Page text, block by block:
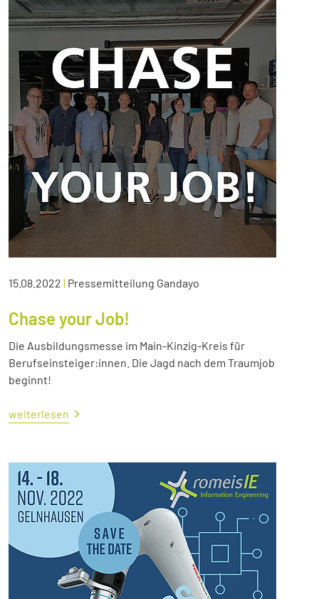
15.08.2022 | Pressemitteilung Gandayo
Chase your Job!
Die Ausbildungsmesse im Main-Kinzig-Kreis für
Berufseinsteiger:innen. Die Jagd nach dem Traumjob
beginnt!
weiterlesen